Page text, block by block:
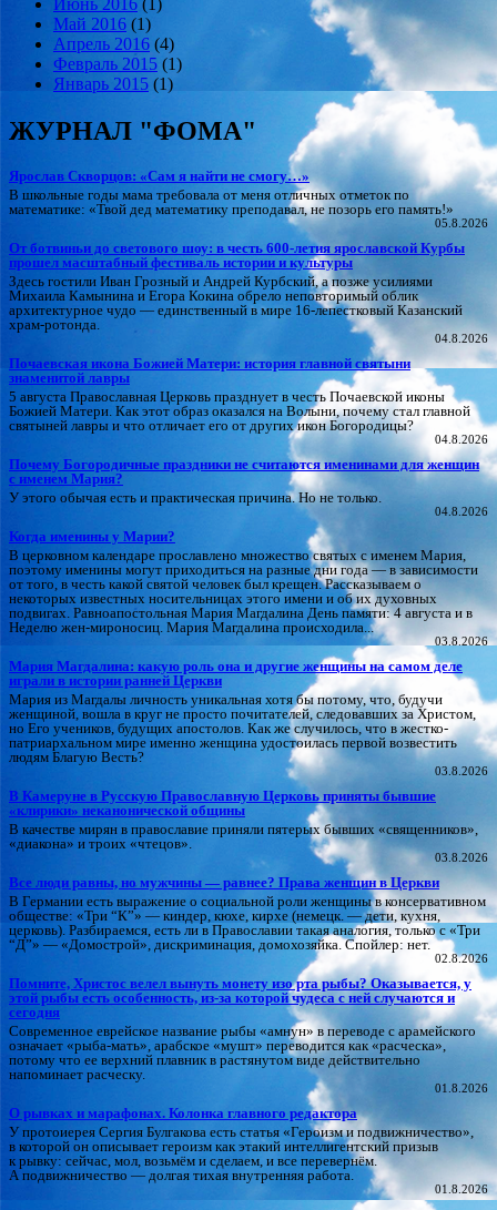
Июнь 2016 (1)
Май 2016 (1)
Апрель 2016 (4)
Февраль 2015 (1)
Январь 2015 (1)
ЖУРНАЛ "ФОМА"
Ярослав Скворцов: «Сам я найти не смогу…»
В школьные годы мама требовала от меня отличных отметок по
математике: «Твой дед математику преподавал, не позорь его память!»
05.8.2026
От ботвиньи до светового шоу: в честь 600‑летия ярославской Курбы
прошел масштабный фестиваль истории и культуры
Здесь гостили Иван Грозный и Андрей Курбский, а позже усилиями
Михаила Камынина и Егора Кокина обрело неповторимый облик
архитектурное чудо — единственный в мире 16‑лепестковый Казанский
храм‑ротонда.
04.8.2026
Почаевская икона Божией Матери: история главной святыни
знаменитой лавры
5 августа Православная Церковь празднует в честь Почаевской иконы
Божией Матери. Как этот образ оказался на Волыни, почему стал главной
святыней лавры и что отличает его от других икон Богородицы?
04.8.2026
Почему Богородичные праздники не считаются именинами для женщин
с именем Мария?
У этого обычая есть и практическая причина. Но не только.
04.8.2026
Когда именины у Марии?
В церковном календаре прославлено множество святых с именем Мария,
поэтому именины могут приходиться на разные дни года — в зависимости
от того, в честь какой святой человек был крещен. Рассказываем о
некоторых известных носительницах этого имени и об их духовных
подвигах. Равноапостольная Мария Магдалина День памяти: 4 августа и в
Неделю жен-мироносиц. Мария Магдалина происходила...
03.8.2026
Мария Магдалина: какую роль она и другие женщины на самом деле
играли в истории ранней Церкви
Мария из Магдалы личность уникальная хотя бы потому, что, будучи
женщиной, вошла в круг не просто почитателей, следовавших за Христом,
но Его учеников, будущих апостолов. Как же случилось, что в жестко-
патриархальном мире именно женщина удостоилась первой возвестить
людям Благую Весть?
03.8.2026
В Камеруне в Русскую Православную Церковь приняты бывшие
«клирики» неканонической общины
В качестве мирян в православие приняли пятерых бывших «священников»,
«диакона» и троих «чтецов».
03.8.2026
Все люди равны, но мужчины — равнее? Права женщин в Церкви
В Германии есть выражение о социальной роли женщины в консервативном
обществе: «Три “К”» — киндер, кюхе, кирхе (немецк. — дети, кухня,
церковь). Разбираемся, есть ли в Православии такая аналогия, только с «Три
“Д”» — «Домострой», дискриминация, домохозяйка. Спойлер: нет.
02.8.2026
Помните, Христос велел вынуть монету изо рта рыбы? Оказывается, у
этой рыбы есть особенность, из-за которой чудеса с ней случаются и
сегодня
Современное еврейское название рыбы «амнун» в переводе с арамейского
означает «рыба-мать», арабское «мушт» переводится как «расческа»,
потому что ее верхний плавник в растянутом виде действительно
напоминает расческу.
01.8.2026
О рывках и марафонах. Колонка главного редактора
У протоиерея Сергия Булгакова есть статья «Героизм и подвижничество»,
в которой он описывает героизм как этакий интеллигентский призыв
к рывку: сейчас, мол, возьмём и сделаем, и все перевернём.
А подвижничество — долгая тихая внутренняя работа.
01.8.2026